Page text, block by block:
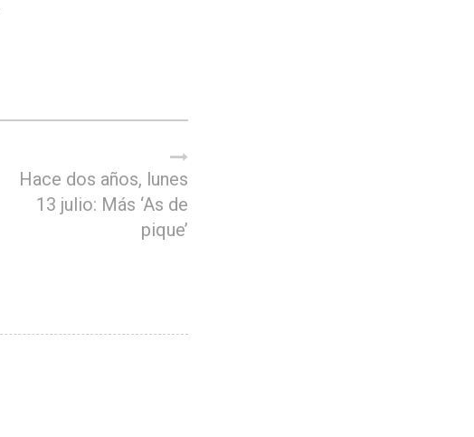
Hace dos años, lunes
13 julio: Más ‘As de
pique’